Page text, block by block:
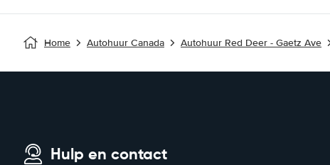
Home Autohuur Canada Autohuur Red Deer - Gaetz Ave
Hulp en contact